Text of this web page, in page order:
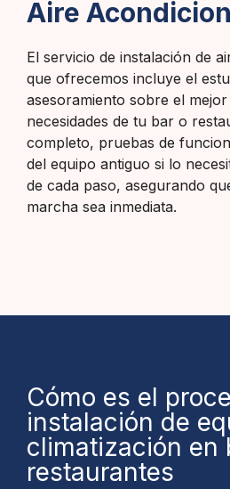
Aire
El servicio de instalación de
que ofrecemos incluye el
asesoramiento sobre el
necesidades de tu bar o
completo, pruebas de
del equipo antiguo si lo
de cada paso, asegurando
marcha sea inmediata.
Cómo es el
instalación de
climatización en
restaurantes